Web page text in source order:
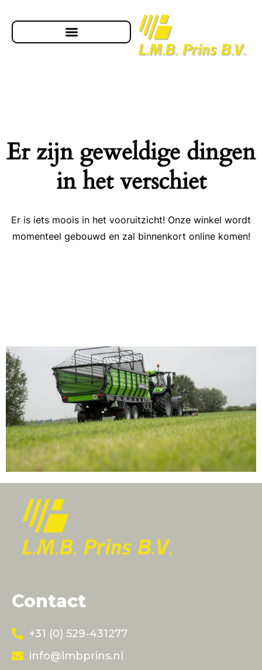
Er zijn geweldige dingen
in het verschiet
Er is iets moois in het vooruitzicht! Onze winkel wordt
momenteel gebouwd en zal binnenkort online komen!
Contact
+31 (0) 529-431277
info@lmbprins.nl